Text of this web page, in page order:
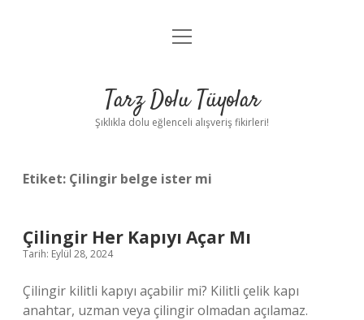
Anasayfa
Yasal Uyarı
menüyü
Tarz Dolu Tüyolar
Şıklıkla dolu eğlenceli alışveriş fikirleri!
Etiket: Çilingir belge ister mi
Çilingir Her Kapıyı Açar Mı
Tarih: Eylül 28, 2024
Çilingir kilitli kapıyı açabilir mi? Kilitli çelik kapı
anahtar, uzman veya çilingir olmadan açılamaz.